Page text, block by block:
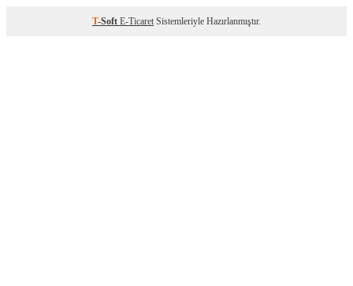
T-Soft E-Ticaret Sistemleriyle Hazırlanmıştır.